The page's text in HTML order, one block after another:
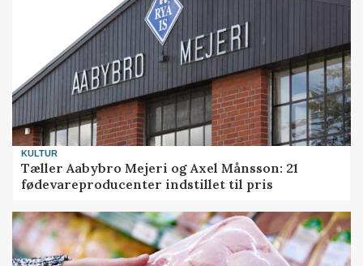
KULTUR
Tæller Aabybro Mejeri og Axel Månsson: 21
fødevareproducenter indstillet til pris